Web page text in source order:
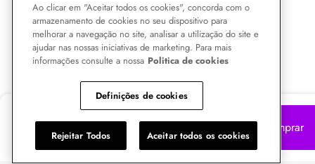
14,71 Comprar
Ao clicar em "Aceitar todos os cookies", concorda com o
armazenamento de cookies no seu dispositivo para
melhorar a navegação no site, analisar a utilização do site e
ajudar nas nossas iniciativas de marketing. Para mais
informações consulte a nossa Politica de cookies
Definições de cookies
Rejeitar Todos Aceitar todos os cookies